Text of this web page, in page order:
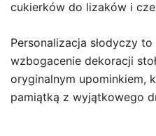
cukierków do lizaków i
Personalizacja słodyczy
wzbogacenie dekoracji
oryginalnym upominkiem,
pamiątką z wyjątkowego